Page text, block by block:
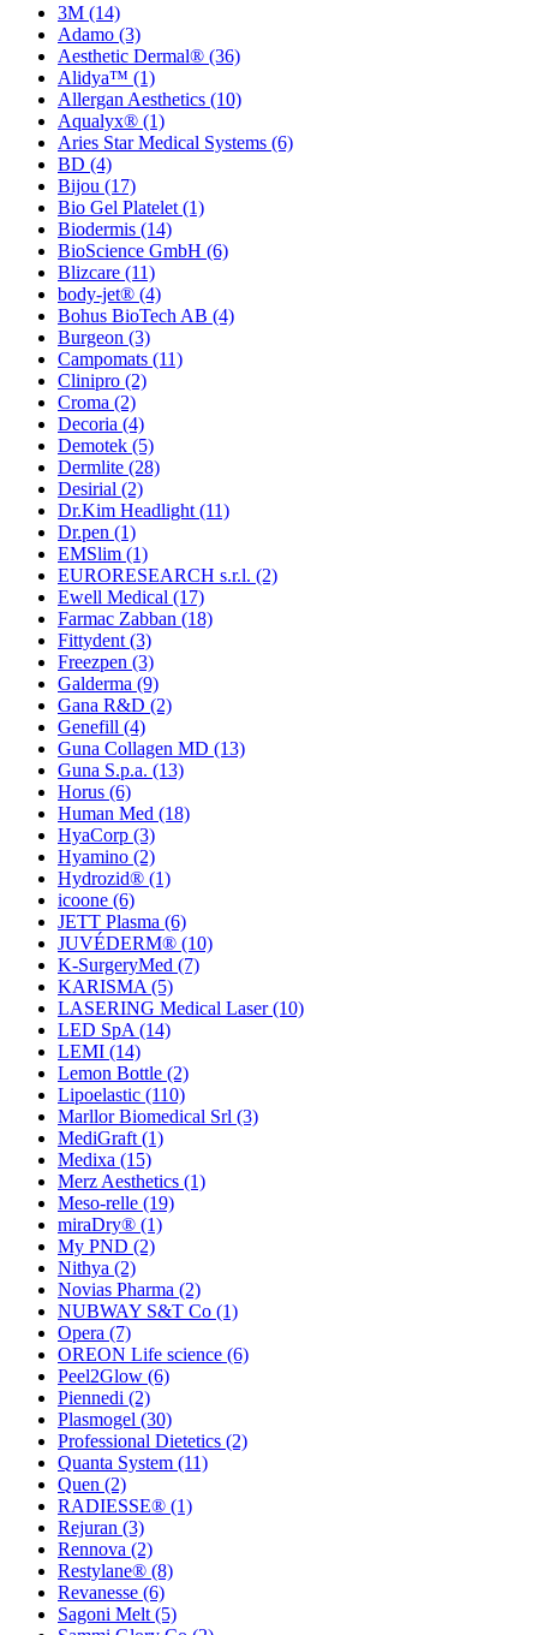
3M (14)
Adamo (3)
Aesthetic Dermal® (36)
Alidya™ (1)
Allergan Aesthetics (10)
Aqualyx® (1)
Aries Star Medical Systems (6)
BD (4)
Bijou (17)
Bio Gel Platelet (1)
Biodermis (14)
BioScience GmbH (6)
Blizcare (11)
body-jet® (4)
Bohus BioTech AB (4)
Burgeon (3)
Campomats (11)
Clinipro (2)
Croma (2)
Decoria (4)
Demotek (5)
Dermlite (28)
Desirial (2)
Dr.Kim Headlight (11)
Dr.pen (1)
EMSlim (1)
EURORESEARCH s.r.l. (2)
Ewell Medical (17)
Farmac Zabban (18)
Fittydent (3)
Freezpen (3)
Galderma (9)
Gana R&D (2)
Genefill (4)
Guna Collagen MD (13)
Guna S.p.a. (13)
Horus (6)
Human Med (18)
HyaCorp (3)
Hyamino (2)
Hydrozid® (1)
icoone (6)
JETT Plasma (6)
JUVÉDERM® (10)
K-SurgeryMed (7)
KARISMA (5)
LASERING Medical Laser(10)
LED SpA (14)
LEMI (14)
Lemon Bottle (2)
Lipoelastic (110)
Marllor Biomedical Srl (3)
MediGraft (1)
Medixa (15)
Merz Aesthetics (1)
Meso-relle (19)
miraDry® (1)
My PND (2)
Nithya (2)
Novias Pharma (2)
NUBWAY S&T Co (1)
Opera (7)
OREON Life science (6)
Peel2Glow (6)
Piennedi (2)
Plasmogel (30)
Professional Dietetics (2)
Quanta System (11)
Quen (2)
RADIESSE® (1)
Rejuran (3)
Rennova (2)
Restylane® (8)
Revanesse (6)
Sagoni Melt (5)